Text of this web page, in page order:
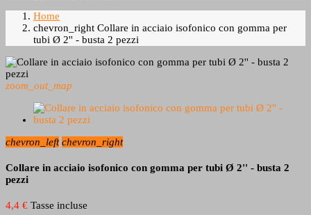
Home
chevron_right Collare in acciaio isofonico con gomma per
tubi Ø 2'' - busta 2 pezzi
zoom_out_map
chevron_left chevron_right
Collare in acciaio isofonico con gomma per tubi Ø 2'' - busta 2
pezzi
4,4 € Tasse incluse